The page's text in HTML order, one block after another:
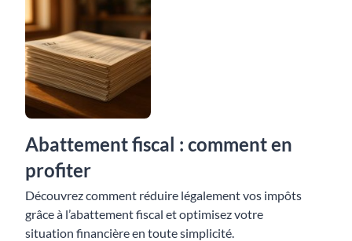
Abattement fiscal : comment en
profiter
Découvrez comment réduire légalement vos impôts
grâce à l’abattement fiscal et optimisez votre
situation financière en toute simplicité.